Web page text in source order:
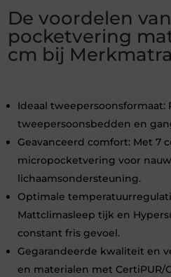
De voordelen
pocketvering
cm bij
Ideaal tweepersoonsformaat:
tweepersoonsbedden en
Geavanceerd comfort: Met 7
micropocketvering voor
lichaamsondersteuning.
Optimale
Mattclimasleep tijk en
constant fris gevoel.
Gegarandeerde kwaliteit en
en materialen met CertiPUR/